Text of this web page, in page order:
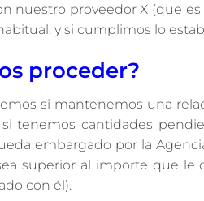
nuestro proveedor X (que
y si cumplimos lo
proceder?
si mantenemos una
tenemos cantidades
embargado por la
superior al importe que le
con él).